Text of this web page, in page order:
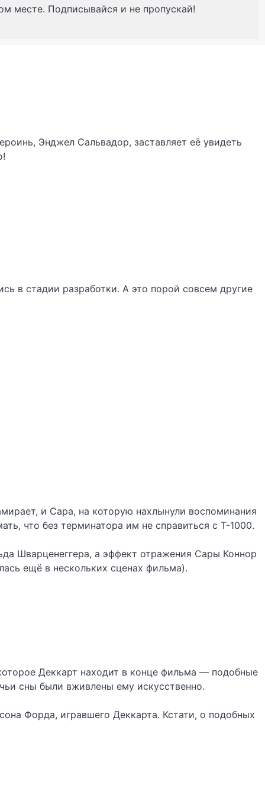
месте. Подписывайся и не пропускай!
Энджел Сальвадор, заставляет её увидеть
в стадии разработки. А это порой совсем другие
и Сара, на которую нахлынули воспоминания
что без терминатора им не справиться с Т-1000.
Шварценеггера, а эффект отражения Сары Коннор
ещё в нескольких сценах фильма).
Деккарт находит в конце фильма — подобные
сны были вживлены ему искусственно.
Форда, игравшего Деккарта. Кстати, о подобных